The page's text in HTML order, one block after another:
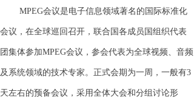
MPEG会议是电子信息领域著名的国际标准化
会议，在全球巡回召开，联合国各成员国组织代表
团集体参加MPEG会议，参会代表为全球视频、音频
及系统领域的技术专家。正式会期为一周，一般有3
天左右的预备会议，采用全体大会和分组讨论形